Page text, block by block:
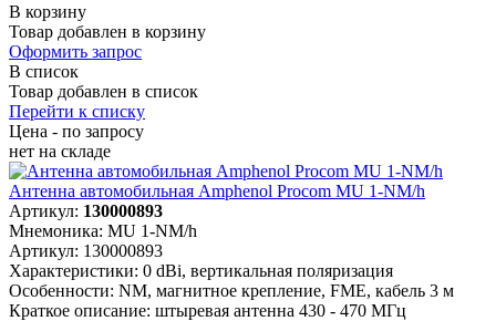
В корзину
Товар добавлен в корзину
Оформить запрос
В список
Товар добавлен в список
Перейти к списку
Цена - по запросу
нет на складе
Антенна автомобильная Amphenol Procom MU 1-NM/h
Артикул: 130000893
Мнемоника: MU 1-NM/h
Артикул: 130000893
Характеристики: 0 dBi, вертикальная поляризация
Особенности: NM, магнитное крепление, FME, кабель 3 м
Краткое описание: штыревая антенна 430 - 470 МГц